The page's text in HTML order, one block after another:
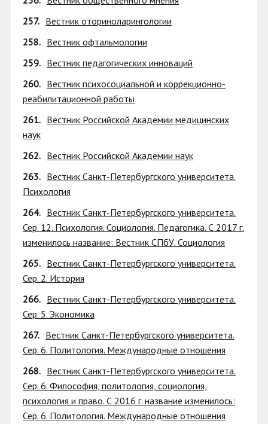
257. Вестник оториноларингологии
258. Вестник офтальмологии
259. Вестник педагогических инноваций
260. Вестник психосоциальной и коррекционно-
реабилитационной работы
261. Вестник Российской Академии медицинских
наук
262. Вестник Российской Академии наук
263. Вестник Санкт-Петербургского университета.
Психология
264. Вестник Санкт-Петербургского университета.
Сер. 12. Психология. Социология. Педагогика. С 2017 г.
изменилось название: Вестник СПбУ. Социология
265. Вестник Санкт-Петербургского университета.
Сер. 2. История
266. Вестник Санкт-Петербургского университета.
Сер. 5. Экономика
267. Вестник Санкт-Петербургского университета.
Сер. 6. Политология. Международные отношения
268. Вестник Санкт-Петербургского университета.
Сер. 6. Философия, политология, социология,
психология и право. С 2016 г. название изменилось:
Сер. 6. Политология. Международные отношения